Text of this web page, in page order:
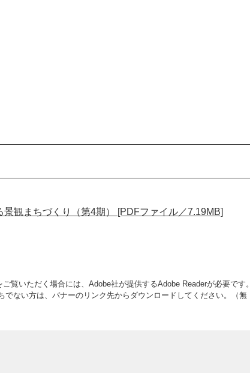
観まちづくり（第4期） [PDFファイル／7.19MB]
覧いただく場合には、Adobe社が提供するAdobe Readerが必要です。
でない方は、バナーのリンク先からダウンロードしてください。（無